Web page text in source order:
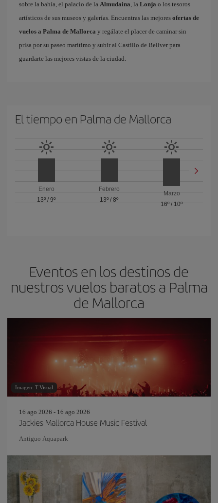
sobre la bahía, el palacio de la Almudaina, la Lonja o los tesoros
artísticos de sus museos y galerías. Encuentras las mejores ofertas de
vuelos a Palma de Mallorca y regálate el placer de caminar sin
prisa por su paseo marítimo y subir al Castillo de Bellver para
guardarte las mejores vistas de la ciudad.
El tiempo en Palma de Mallorca
Enero
13º /9º
Febrero
13º / 8º
Marzo
16º/ 10º
Eventos en los destinos de
nuestros vuelos baratos a Palma
de Mallorca
Imagen: T.Visual
16 ago 2026 - 16 ago 2026
Jackies Mallorca House Music Festival
Antiguo Aquapark